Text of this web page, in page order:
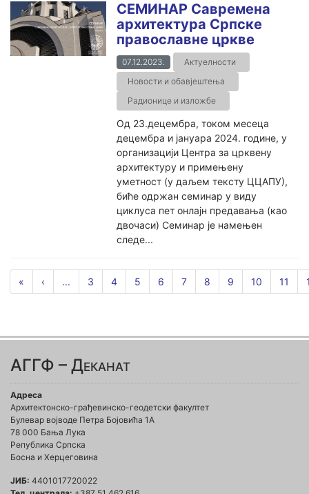
СЕМИНАР Савремена
архитектура Српске
православне цркве
07.12.2023.
Актуелности
Новости и обавјештења
Радионице и изложбе
Од 23.децембра, током месеца
децембра и јануара 2024. године, у
организацији Центра за црквену
архитектуру и примењену
уметност (у даљем тексту ЦЦАПУ),
биће одржан семинар у виду
циклуса пет онлајн предавања (као
двочаси) Семинар је намењен
следе...
« ‹ ... 3 4 5 6 7 8 9 10 11
АГГФ – Деканат
Адреса
Архитектонско-грађевинско-геодетски факултет
Булевар војводе Петра Бојовића 1A
78 000 Бања Лука
Република Српска
Босна и Херцеговина
ЈИБ: 4401017720022